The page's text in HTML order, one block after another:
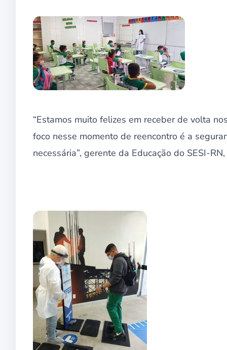
“Estamos muito felizes em receber de volta
foco nesse momento de reencontro é a
necessária”, gerente da Educação do SESI-